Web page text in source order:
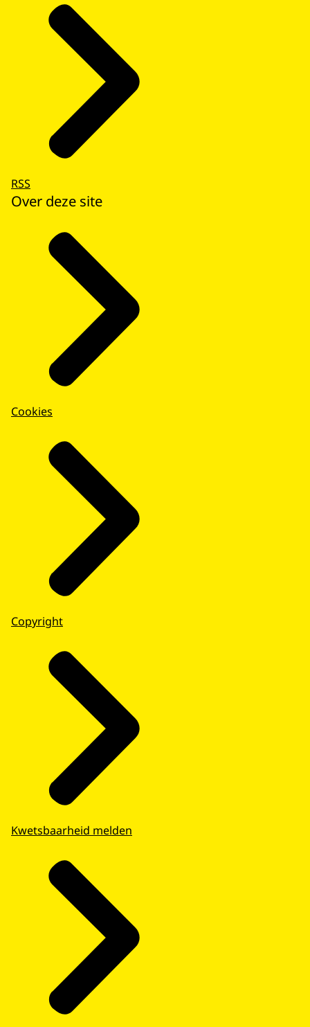
RSS
Over deze site
Cookies
Copyright
Kwetsbaarheid melden